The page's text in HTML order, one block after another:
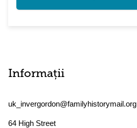
Informații
uk_invergordon@familyhistorymail.org
64 High Street